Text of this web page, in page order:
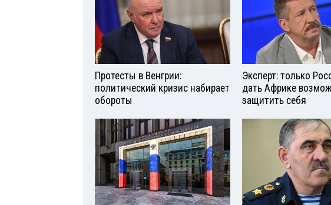
Протесты в Венгрии:
политический кризис набирает
обороты
Эксперт: только
дать Африке
защитить себя